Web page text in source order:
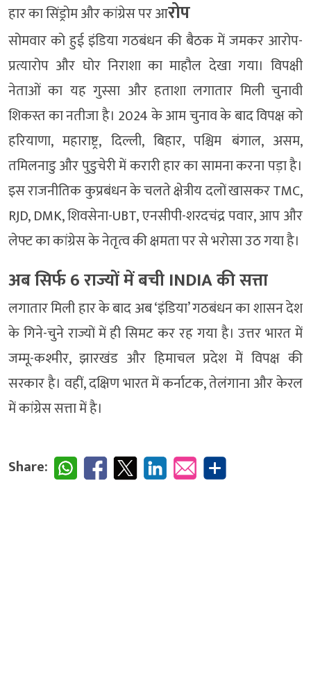
हार का सिंड्रोम और कांग्रेस पर आरोप
सोमवार को हुई इंडिया गठबंधन की बैठक में जमकर आरोप-
प्रत्यारोप और घोर निराशा का माहौल देखा गया। विपक्षी
नेताओं का यह गुस्सा और हताशा लगातार मिली चुनावी
शिकस्त का नतीजा है। 2024 के आम चुनाव के बाद विपक्ष को
हरियाणा, महाराष्ट्र, दिल्ली, बिहार, पश्चिम बंगाल, असम,
तमिलनाडु और पुडुचेरी में करारी हार का सामना करना पड़ा है।
इस राजनीतिक कुप्रबंधन के चलते क्षेत्रीय दलों खासकर TMC,
RJD, DMK, शिवसेना-UBT, एनसीपी-शरदचंद्र पवार, आप और
लेफ्ट का कांग्रेस के नेतृत्व की क्षमता पर से भरोसा उठ गया है।
अब सिर्फ 6 राज्यों में बची INDIA की सत्ता
लगातार मिली हार के बाद अब ‘इंडिया’ गठबंधन का शासन देश
के गिने-चुने राज्यों में ही सिमट कर रह गया है। उत्तर भारत में
जम्मू-कश्मीर, झारखंड और हिमाचल प्रदेश में विपक्ष की
सरकार है। वहीं, दक्षिण भारत में कर्नाटक, तेलंगाना और केरल
में कांग्रेस सत्ता में है।
Share: